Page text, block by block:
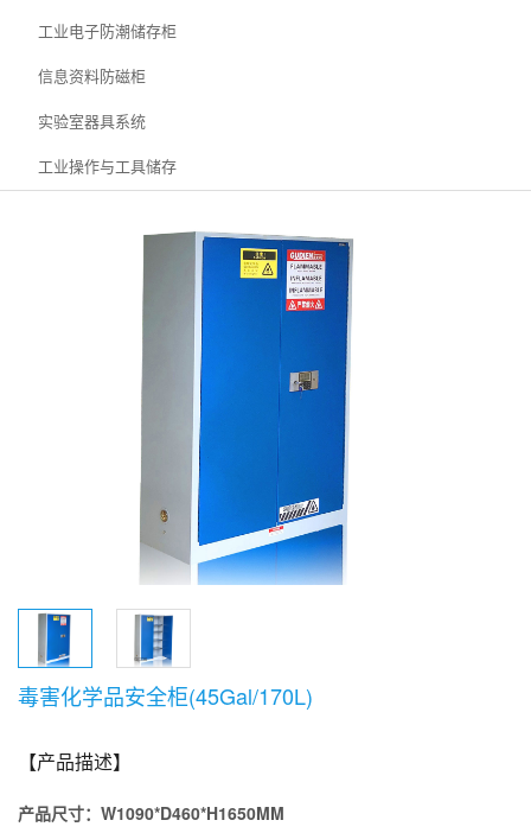
工业电子防潮储存柜
信息资料防磁柜
实验室器具系统
工业操作与工具储存
毒害化学品安全柜(45Gal/170L)
【产品描述】
产品尺寸： W1090*D460*H1650MM